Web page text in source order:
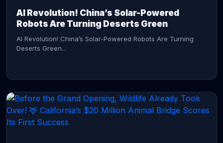
AI Revolution! China’s Solar-Powered
Robots Are Turning Deserts Green
AI Revolution! China’s Solar-Powered Robots Are Turning
Deserts Green...